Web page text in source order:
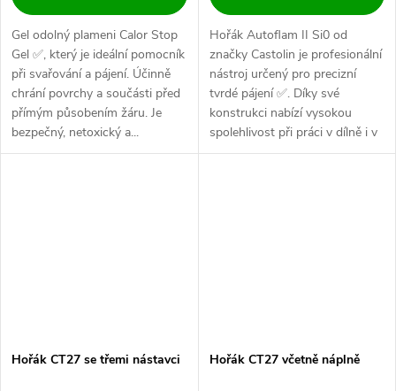
Gel odolný plameni Calor Stop
Gel ✅, který je ideální pomocník
při svařování a pájení. Účinně
chrání povrchy a součásti před
přímým působením žáru. Je
bezpečný, netoxický a...
Hořák Autoflam II Si0 od
značky Castolin je profesionální
nástroj určený pro precizní
tvrdé pájení ✅. Díky své
konstrukci nabízí vysokou
spolehlivost při práci v dílně i v
terénu.
Hořák CT27 se třemi nástavci Hořák CT27 včetně náplně